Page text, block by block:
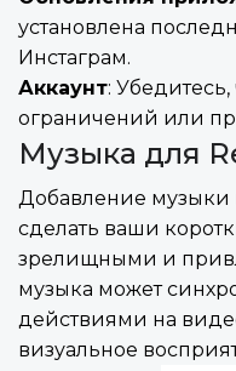
установлена
Инстаграм.
Аккаунт:
ограничений или
Музыка для
Добавление музыки
сделать ваши
зрелищными и
музыка может
действиями на
визуальное